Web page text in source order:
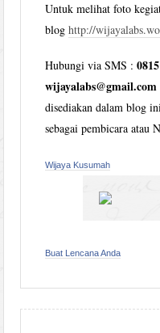
Untuk melihat foto
bloghttp://
Hubungi via SMS :
wijayalabs@gmail.com
disediakan dalam blog
sebagai pembicara atau
Wijaya Kusumah
Buat Lencana Anda